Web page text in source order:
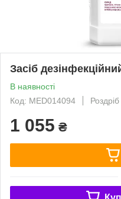
Засіб
В наявності
Код: MED014094
Роздріб
1 055 ₴